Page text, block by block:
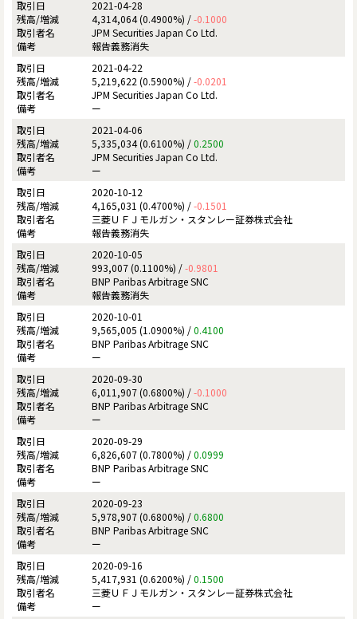
2021-04-28
4,314,064 (0.4900%) /-0.1000
JPM Securities Japan Co Ltd.
報告義務消失
2021-04-22
5,219,622 (0.5900%) /-0.0201
JPM Securities Japan Co Ltd.
ー
2021-04-06
5,335,034 (0.6100%) /0.2500
JPM Securities Japan Co Ltd.
ー
2020-10-12
4,165,031 (0.4700%) /-0.1501
三菱ＵＦＪモルガン・スタンレー証券株式会社
報告義務消失
2020-10-05
993,007 (0.1100%) /-0.9801
BNP Paribas Arbitrage SNC
報告義務消失
2020-10-01
9,565,005 (1.0900%) /0.4100
BNP Paribas Arbitrage SNC
ー
2020-09-30
6,011,907 (0.6800%) /-0.1000
BNP Paribas Arbitrage SNC
ー
2020-09-29
6,826,607 (0.7800%) /0.0999
BNP Paribas Arbitrage SNC
ー
2020-09-23
5,978,907 (0.6800%) /0.6800
BNP Paribas Arbitrage SNC
ー
2020-09-16
5,417,931 (0.6200%) /0.1500
三菱ＵＦＪモルガン・スタンレー証券株式会社
ー